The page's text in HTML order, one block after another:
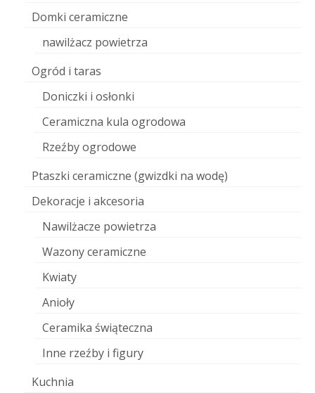
Domki ceramiczne
nawilżacz powietrza
Ogród i taras
Doniczki i osłonki
Ceramiczna kula ogrodowa
Rzeźby ogrodowe
Ptaszki ceramiczne (gwizdki na wodę)
Dekoracje i akcesoria
Nawilżacze powietrza
Wazony ceramiczne
Kwiaty
Anioły
Ceramika świąteczna
Inne rzeźby i figury
Kuchnia